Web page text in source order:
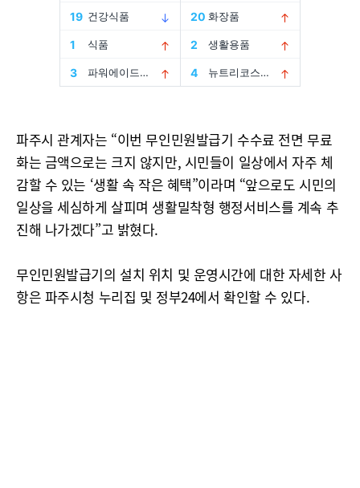
파주시 관계자는 “이번 무인민원발급기 수수료 전면 무료
화는 금액으로는 크지 않지만, 시민들이 일상에서 자주 체
감할 수 있는 ‘생활 속 작은 혜택”이라며 “앞으로도 시민의
일상을 세심하게 살피며 생활밀착형 행정서비스를 계속 추
진해 나가겠다”고 밝혔다.
무인민원발급기의 설치 위치 및 운영시간에 대한 자세한 사
항은 파주시청 누리집 및 정부24에서 확인할 수 있다.